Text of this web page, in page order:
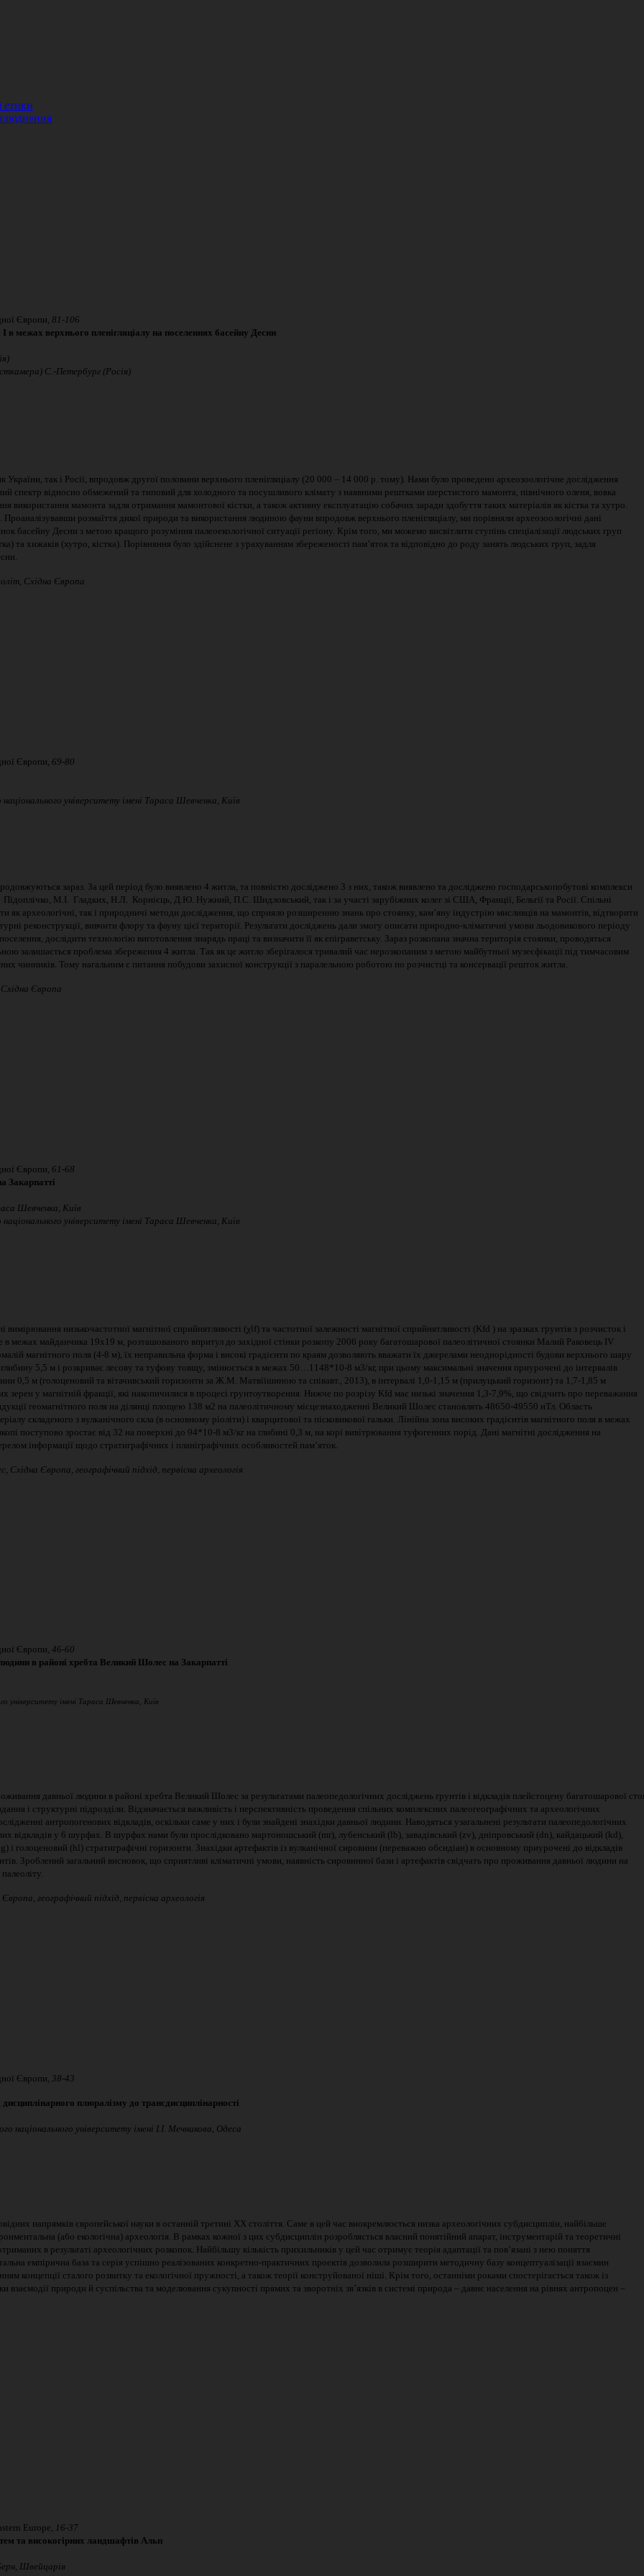
етики
Європи, 81-106
І в межах верхнього пленігляціалу на поселеннях басейну Десни
С. -Петербург (Росія)
України, так і Росії, впродовж другої половини верхнього пленігляціалу (20 000 – 14 000 р. тому). Нами було проведено археозоологічне дослідження
спектр відносно обмежений та типовий для холодного та посушливого клімату з наявними рештками шерстистого мамонта, північного оленя, вовка
використання мамонта задля отримання мамонтової кістки, а також активну експлуатацію собачих заради здобуття таких матеріалів як кістка та хутро.
розмаїття дикої природи та використання людиною фауни впродовж верхнього пленігляціалу, ми порівняли археозоологічні дані
басейну Десни з метою кращого розуміння палеоекологічної ситуації регіону. Крім того, ми можемо висвітлити ступінь спеціалізації людських груп
та хижаків (хутро, кістка). Порівняння було здійснене з урахуванням збереженості пам’яток та відповідно до роду занять людських груп, задля
Східна Європа
Європи, 69-80
університету імені Тараса Шевченка , Київ
зараз. За цей період було виявлено 4 житла, та повністю досліджено 3 з них, також виявлено та досліджено господарськопобутові комплекси
М.І. Гладких, Н.Л. Корнієць, Д.Ю. Нужний, П.С. Шидловський, так і за участі зарубіжних колег зі США, Франції, Бельгії та Росії. Спільні
як археологічні, так і природничі методи дослідження, що сприяло розширенню знань про стоянку, кам’яну індустрію мисливців на мамонтів, відтворити
реконструкції, вивчити флору та фауну цієї території. Результати досліджень дали змогу описати природно-кліматичні умови льодовикового періоду
дослідити технологію виготовлення знарядь праці та визначити її як епіграветську. Зараз розкопана значна територія стоянки, проводяться
залишається проблема збереження 4 житла. Так як це житло зберігалося тривалий час нерозкопаним з метою майбутньої музеєфікації під тимчасовим
чинників. Тому нагальним є питання побудови захисної конструкції з паралельною роботою по розчистці та консервації решток житла.
, Східна Європа
Європи, 6 1 -68
Закарпатті
Шевченка, Київ
університету імені Тараса Шевченка, Київ
низькочастотної магнітної сприйнятливості (χlf) та частотної залежності магнітної сприйнятливості (Kfd ) на зразках грунтів з розчисток і
межах майданчика 19х19 м, розташованого впритул до західної стінки розкопу 2006 року багатошарової палеолітичної стоянки Малий Раковець IV
магнітного поля (4-8 м), їх неправильна форма і високі градієнти по краям дозволяють вважати їх джерелами неоднорідності будови верхнього шару
5,5 м і розкриває лесову та туфову товщу, змінюється в межах 50…1148*10-8 м3/кг, при цьому максимальні значення приурочені до інтервалів
0,5 м (голоценовий та вітачивський горизонти за Ж.М. Матвіїшиною та співавт., 2013), в інтервалі 1,0-1,15 м (прилуцький горизонт) та 1,7-1,85 м
зерен у магнітній фракції, які накопичилися в процесі грунтоутворення. Нижче по розрізу Kfd має низькі значення 1,3-7,9%, що свідчить про переважання
геомагнітного поля на ділянці площею 138 м2 на палеолітичному місцезнаходженні Великий Шолес становлять 48650-49550 нТл. Область
складеного з вулканічного скла (в основному ріоліти) і кварцитової та пісковикової гальки. Лінійна зона високих градієнтів магнітного поля в межах
поступово зростає від 32 на поверхні до 94*10-8 м3/кг на глибині 0,3 м, на корі вивітрювання туфогенних порід. Дані магнітні дослідження на
інформації щодо стратиграфічних і планіграфічних особливостей пам’яток.
Східна Європа, географічний підхід первісна археологія
Європи, 46-60
в районі хребта Великий Шолес на Закарпатті
університету імені Тараса Шевченка, Київ
давньої людини в районі хребта Великий Шолес за результатами палеопедологічних досліджень ґрунтів і відкладів плейстоцену багатошарової
і структурні підрозділи. Відзначається важливість і перспективність проведення спільних комплексних палеогеографічних та археологічних
антропогенових відкладів, оскільки саме у них і були знайдені знахідки давньої людини. Наводяться узагальнені результати палеопедологічних
відкладів у 6 шурфах. В шурфах нами були прослідковано мартоношський (mr), лубенський (lb), завадівський (zv), дніпровський (dn), кайдацький (kd),
голоценовий (hl) стратиграфічні горизонти. Знахідки артефактів із вулканічної сировини (переважно обсидіан) в основному приурочені до відкладів
Зроблений загальний висновок, що сприятливі кліматичні умови, наявність сировинної бази і артефактів свідчать про проживання давньої людини на
географічний підхід, первісна археологія
Європи, 38-43
дисциплінарного плюралізму до трансдисциплінарності
національного університету імені І.І. Мечникова, Одеса
напрямків європейської науки в останній третині ХХ століття. Саме в цей час виокремлюється низка археологічних субдисциплін, найбільше
(або екологічна) археологія. В рамках кожної з цих субдисциплін розробляється власний понятійний апарат, інструментарій та теоретичні
в результаті археологічних розкопок. Найбільшу кількість прихильників у цей час отримує теорія адаптації та пов’язані з нею поняття
емпірична база та серія успішно реалізованих конкретно-практичних проектів дозволила розширити методичну базу концептуалізації взаємин
концепції сталого розвитку та екологічної пружності, а також теорії конструйованої ніші. Крім того, останніми роками спостерігається також із
природи й суспільства та моделювання сукупності прямих та зворотніх зв’язків в системі природа – давнє населення на рівнях антропоцен –
Europe, 16-37
та високогірних ландшафтів Альп
Швейцарія